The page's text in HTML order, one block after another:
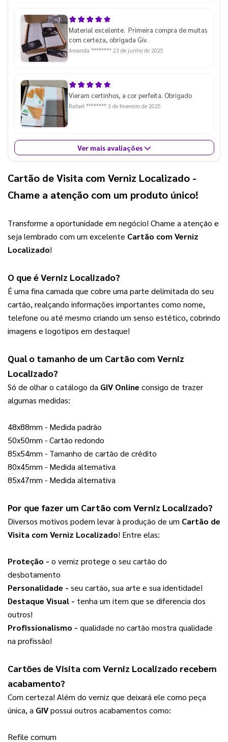
Material excelente. Primeira compra de muitas
com certeza, obrigada Giv.
Amanda ******** 23 de junho de 2025
Vieram certinhos, a cor perfeita. Obrigado
Rafael ******** 3 de fevereiro de 2025
Ver mais avaliações
Cartão de Visita com Verniz Localizado -
Chame a atenção com um produto único!
Transforme a oportunidade em negócio! Chame a atenção e
seja lembrado com um excelente Cartão com Verniz
Localizado!
O que é Verniz Localizado?
É uma fina camada que cobre uma parte delimitada do seu
cartão, realçando informações importantes como nome,
telefone ou até mesmo criando um senso estético, cobrindo
imagens e logotipos em destaque!
Qual o tamanho de um Cartão com Verniz
Localizado?
Só de olhar o catálogo da GIV Online consigo de trazer
algumas medidas:
48x88mm - Medida padrão
50x50mm - Cartão redondo
85x54mm - Tamanho de cartão de crédito
80x45mm - Medida alternativa
85x47mm - Medida alternativa
Por que fazer um Cartão com Verniz Localizado?
Diversos motivos podem levar à produção de um Cartão de
Visita com Verniz Localizado! Entre elas:
Proteção - o verniz protege o seu cartão do
desbotamento
Personalidade - seu cartão, sua arte e sua identidade!
Destaque Visual - tenha um item que se diferencia dos
outros!
Profissionalismo - qualidade no cartão mostra qualidade
na profissão!
Cartões de Visita com Verniz Localizado recebem
acabamento?
Com certeza! Além do verniz que deixará ele como peça
única, a GIV possui outros acabamentos como:
Refile comum